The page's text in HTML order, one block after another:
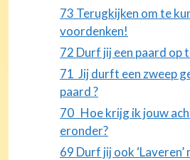
73 Terugkijken om te
voordenken!
72 Durf jij een paard
71 Jij durft een zweep
paard ?
70 Hoe krijg ik jouw
eronder?
69 Durf jij ook ‘Laveren’